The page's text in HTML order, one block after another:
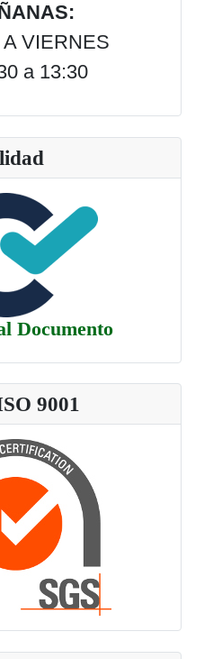
VIERNES
a 13:30
Documento
9001